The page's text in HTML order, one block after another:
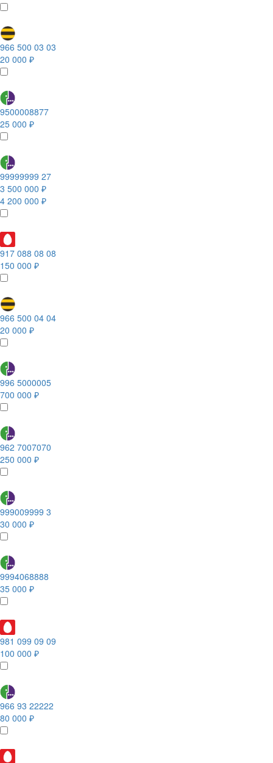
966 500 03 03
20 000 ₽
9500008877
25 000 ₽
99999999 27
3 500 000 ₽
4 200 000 ₽
917 088 08 08
150 000 ₽
966 500 04 04
20 000 ₽
996 5000005
700 000 ₽
962 7007070
250 000 ₽
999009999 3
30 000 ₽
9994068888
35 000 ₽
981 099 09 09
100 000 ₽
966 93 22222
80 000 ₽